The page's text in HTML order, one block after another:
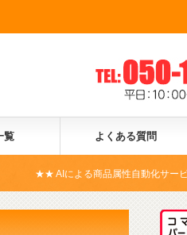
覧 よくある質問
る商品属性自動化サービス開始 ★★